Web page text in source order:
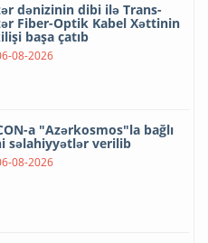
dənizinin dibi ilə Trans-
Fiber-Optik Kabel Xəttinin
başa çatıb
08-2026
a "Azərkosmos"la bağlı
səlahiyyətlər verilib
08-2026